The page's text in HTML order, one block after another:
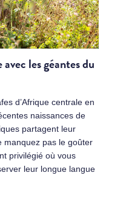
les géantes du
d’Afrique centrale en
naissances de
partagent leur
manquez pas le goûter
privilégié où vous
leur longue langue